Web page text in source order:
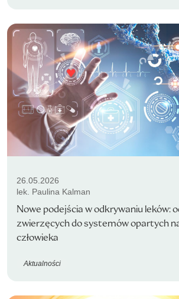
26.05.2026
lek. Paulina Kalman
Nowe podejścia w odkrywaniu leków:
zwierzęcych do systemów opartych
człowieka
Aktualności